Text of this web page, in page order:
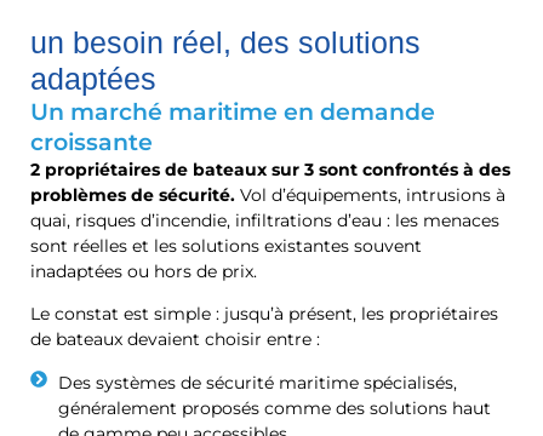
un besoin réel, des solutions
adaptées
Un marché maritime en demande
croissante
2 propriétaires de bateaux sur 3 sont confrontés à des
problèmes de sécurité. Vol d’équipements, intrusions à
quai, risques d’incendie, infiltrations d’eau : les menaces
sont réelles et les solutions existantes souvent
inadaptées ou hors de prix.
Le constat est simple : jusqu’à présent, les propriétaires
de bateaux devaient choisir entre :
Des systèmes de sécurité maritime spécialisés,
généralement proposés comme des solutions haut